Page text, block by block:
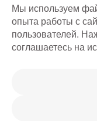
Мы используем
опыта работы с
пользователей.
соглашаетесь на